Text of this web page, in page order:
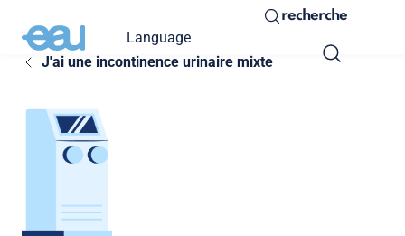
Language
recherche
J'ai une incontinence urinaire mixte